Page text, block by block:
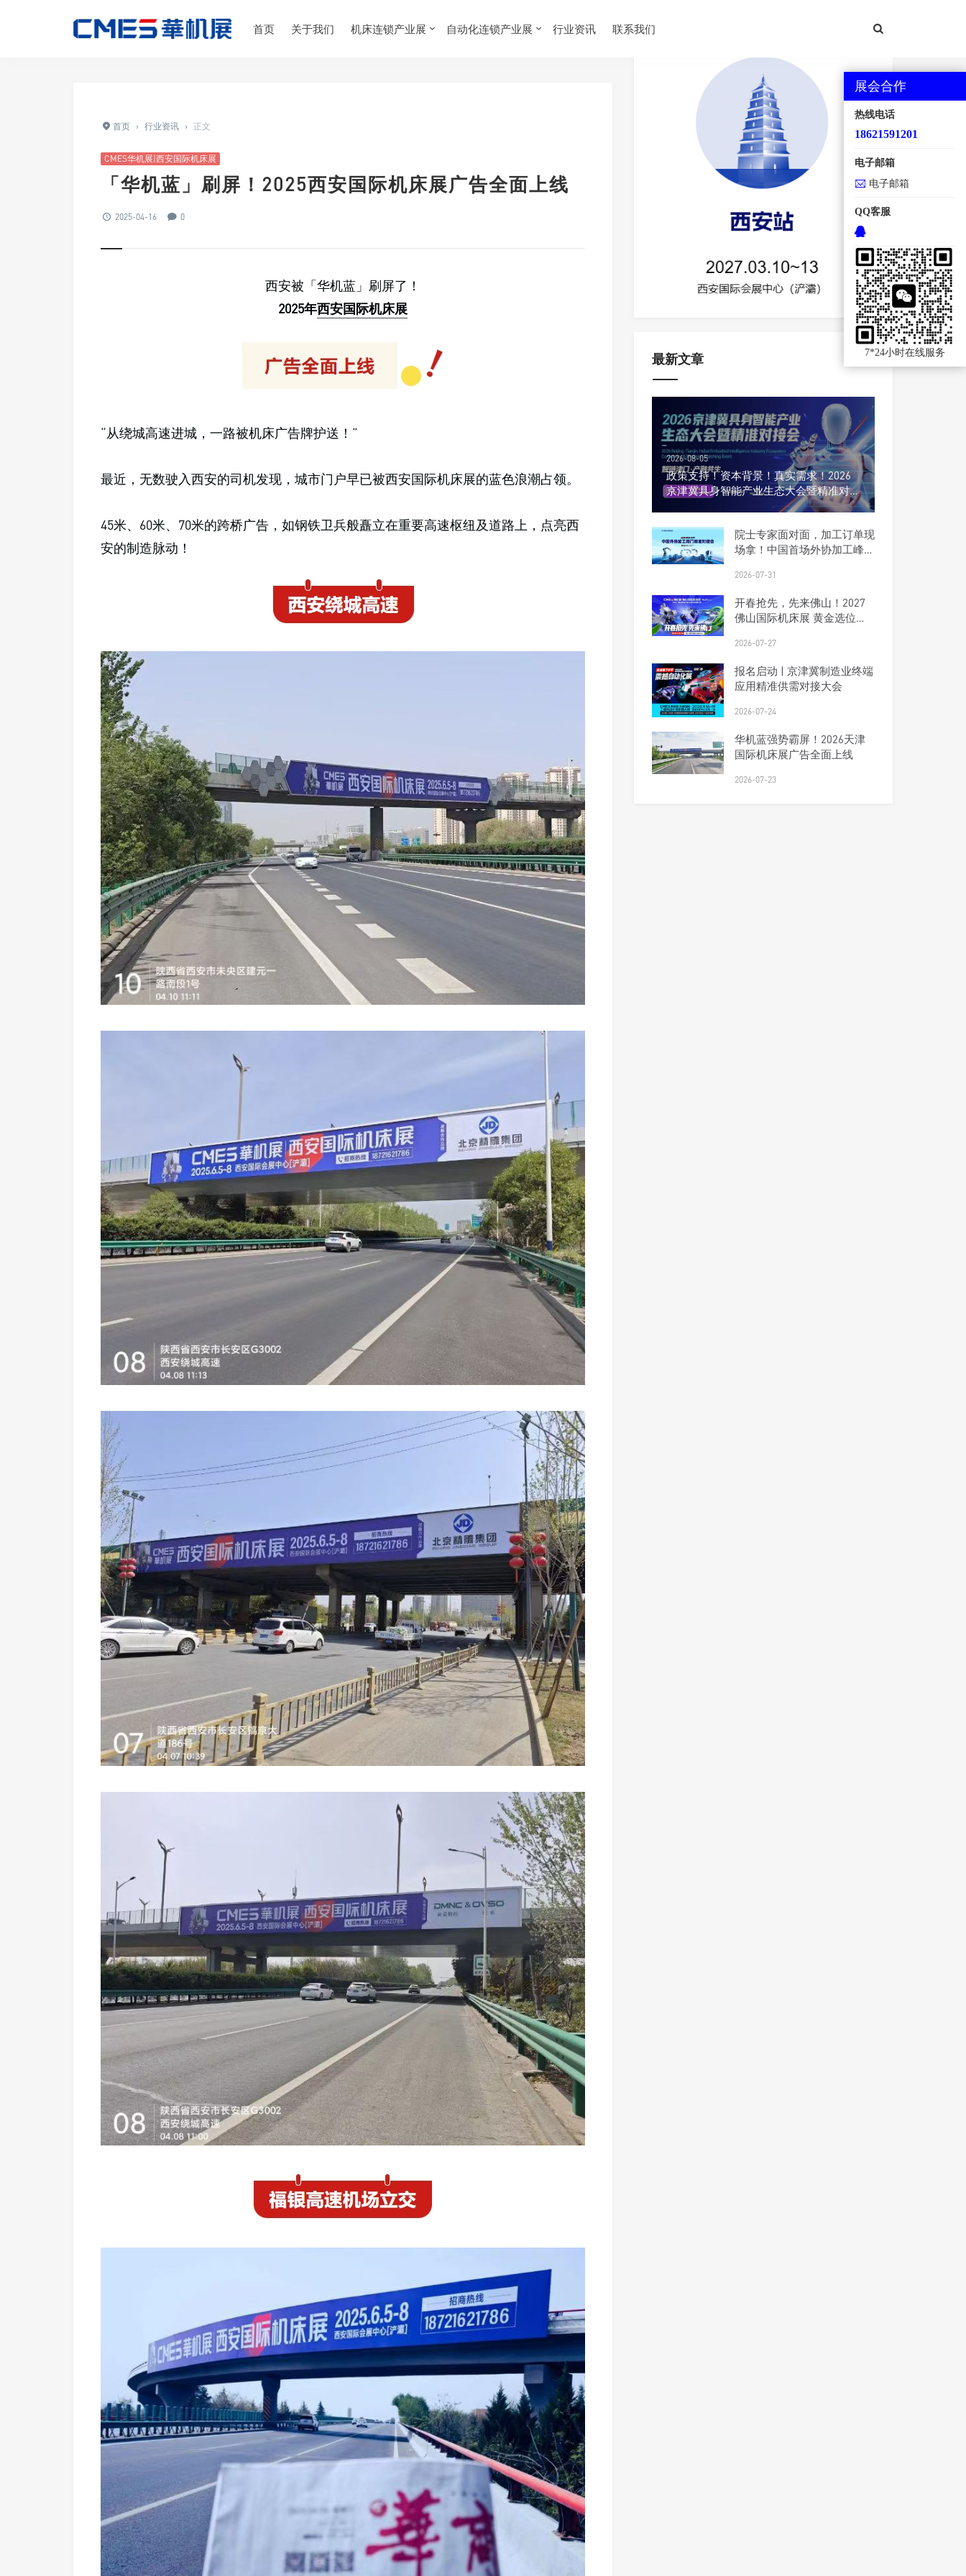
首页 关于我们 机床连锁产业展 自动化连锁产业展 行业资讯 联系我们
首页 › 行业资讯 › 正文
CMES华机展|西安国际机床展
「华机蓝」刷屏！2025西安国际机床展广告全面上线
2025-04-16 0
西安被「华机蓝」刷屏了！
2025年西安国际机床展
“从绕城高速进城，一路被机床广告牌护送！”
最近，无数驶入西安的司机发现，城市门户早已被西安国际机床展的蓝色浪潮占领。
45米、60米、70米的跨桥广告，如钢铁卫兵般矗立在重要高速枢纽及道路上，点亮西
安的制造脉动！
地点：西安国际会展中心【浐灞
最新文章
2026-08-05
政策支持！资本背景！真实需求！2026
京津冀具身智能产业生态大会暨精准对接
院士专家面对面，加工订单现
场拿！中国首场外协加工峰会
2026-07-31
开春抢先，先来佛山！2027
佛山国际机床展 黄金选位正
2026-07-27
报名启动 | 京津冀制造业终端
应用精准供需对接大会
2026-07-24
华机蓝强势霸屏！2026天津
国际机床展广告全面上线
2026-07-23
展会合作
热线电话
18621591201
电子邮箱
电子邮箱
QQ客服
7*24小时在线服务